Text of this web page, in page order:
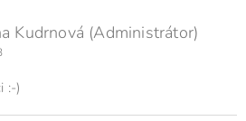
Kudrnová (Administrátor)
:-)